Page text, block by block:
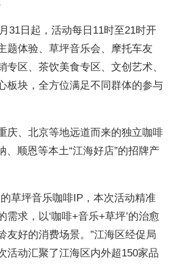
31日起，活动每日11时至21时开
题体验、草坪音乐会、摩托车友
专区、茶饮美食专区、文创艺术、
板块，全方位满足不同群体的参与
庆、北京等地远道而来的独立咖啡
、顺恩等本土“江海好店”的招牌产
草坪音乐咖啡IP，本次活动精准
需求，以‘咖啡+音乐+草坪’的治愈
友好的消费场景。”江海区经促局
活动汇聚了江海区内外超150家品